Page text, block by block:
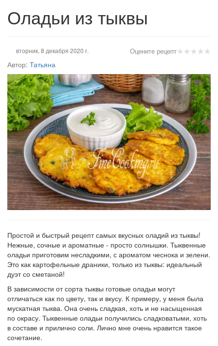
Оладьи из тыквы
★★★★★
Оцените рецепт
вторник, 8 декабря 2020 г.
Автор: Татьяна
Простой и быстрый рецепт самых вкусных оладий из тыквы!
Нежные, сочные и ароматные - просто солнышки. Тыквенные
оладьи приготовим несладкими, с ароматом чеснока и зелени.
Это как картофельные драники, только из тыквы: идеальный
дуэт со сметаной!
В зависимости от сорта тыквы готовые оладьи могут
отличаться как по цвету, так и вкусу. К примеру, у меня была
мускатная тыква. Она очень сладкая, хоть и не насыщенная
по окрасу. Тыквенные оладьи получились сладковатыми, хоть
в составе и прилично соли. Лично мне очень нравится такое
сочетание.